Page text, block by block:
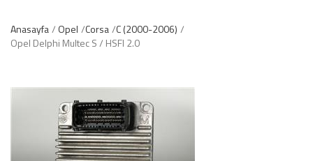
Anasayfa Opel Corsa C (2000-2006)
Opel Delphi Multec S / HSFI 2.0